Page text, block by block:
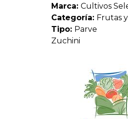
Marca: Cultivos
Categoría: Frutas
Tipo: Parve
Zuchini